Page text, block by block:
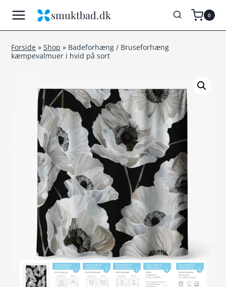
indhold
smuktbad.dk 0
Forside » Shop » Badeforhæng / Bruseforhæng
kæmpevalmuer i hvid på sort